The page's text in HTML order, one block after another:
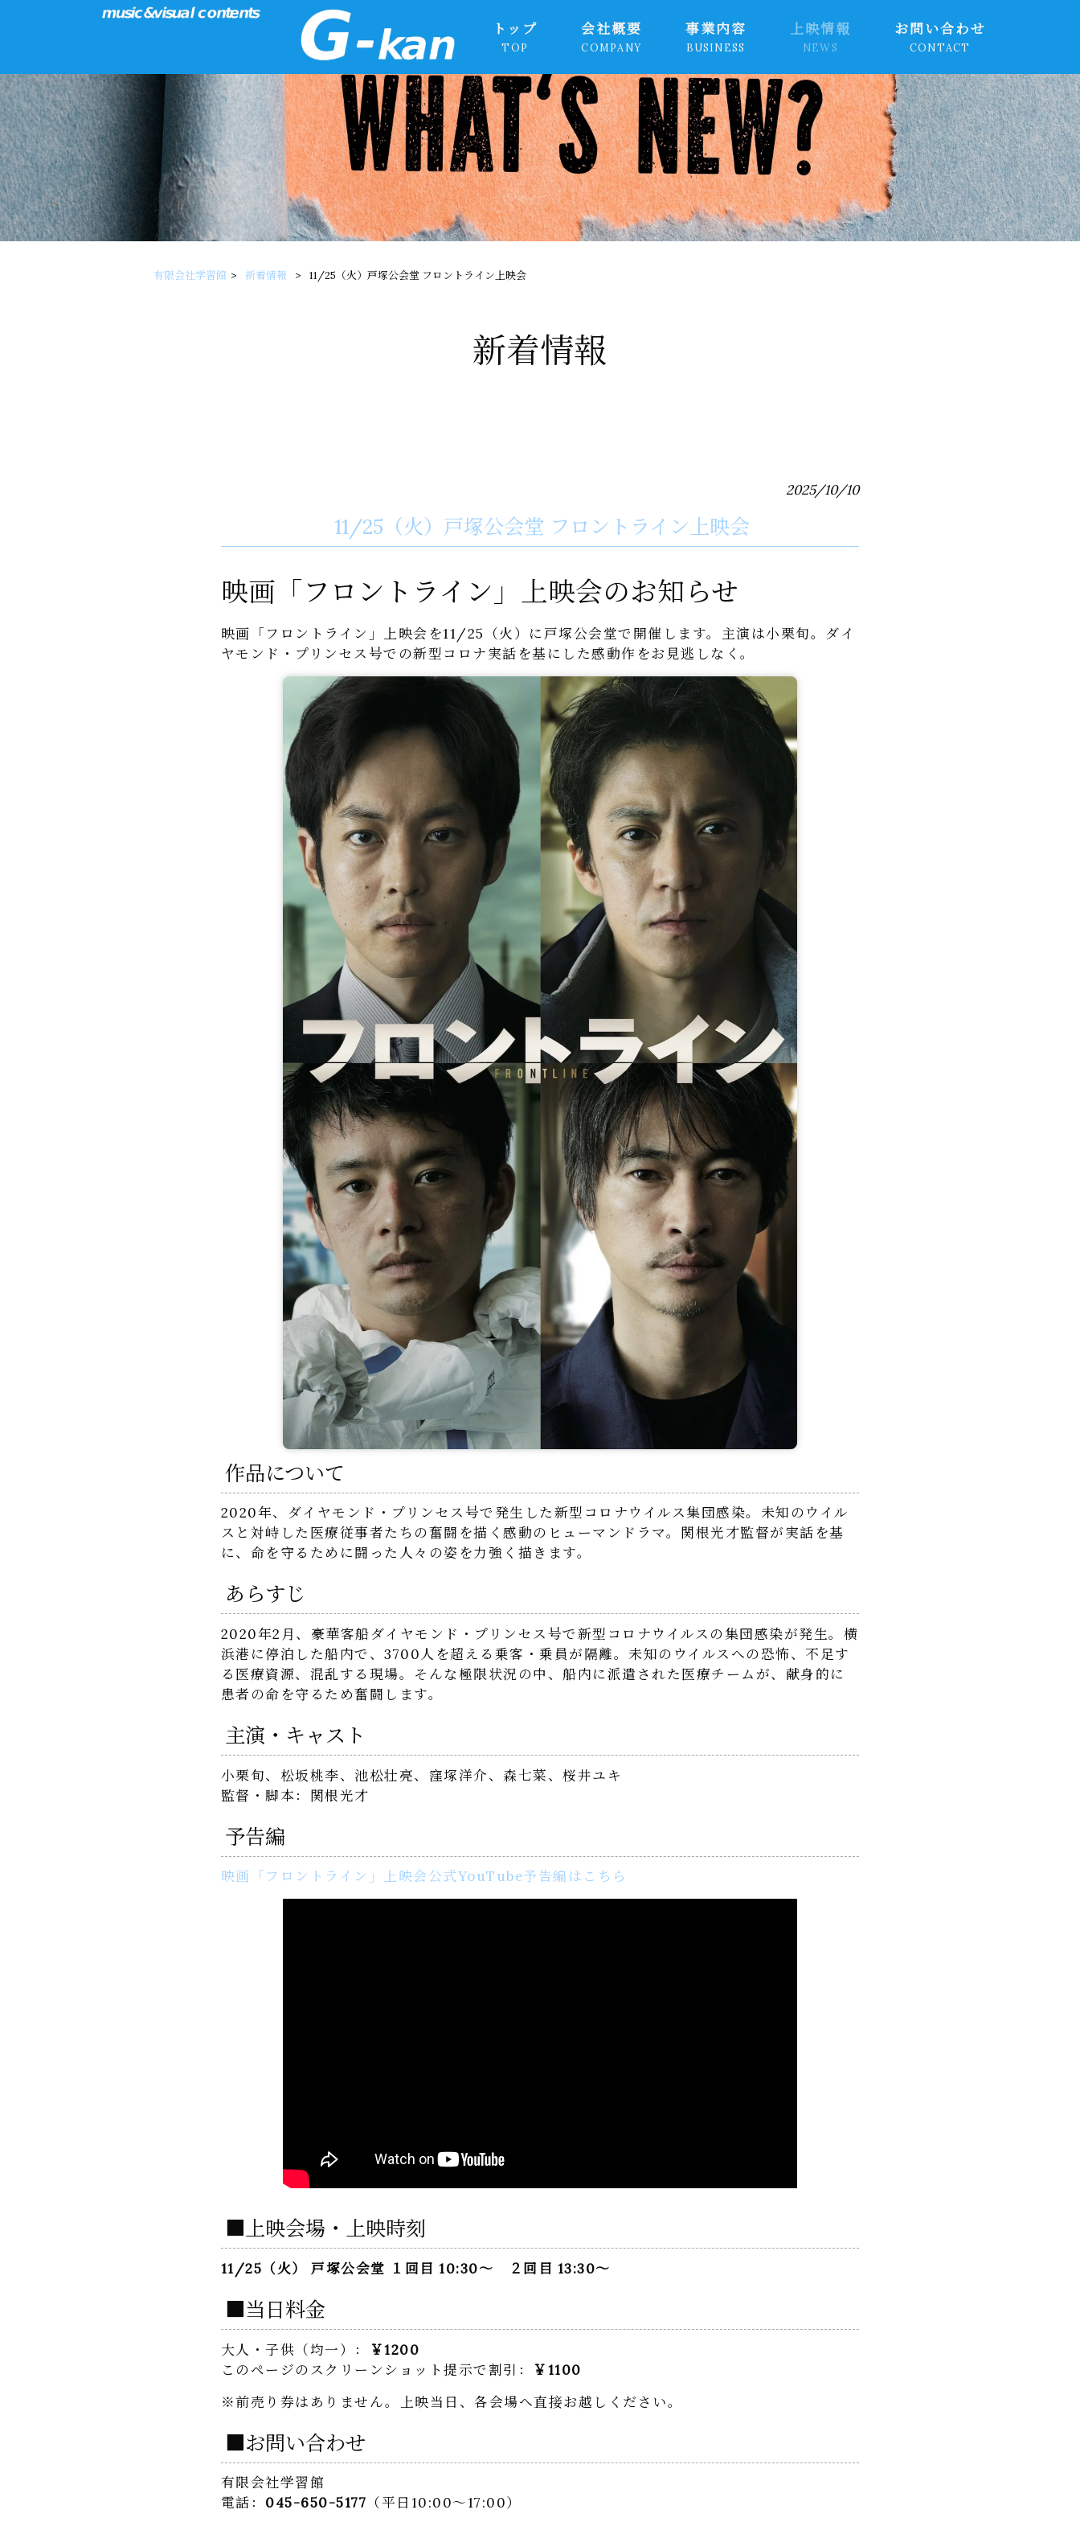
トップ
TOP
会社概要
COMPANY
事業内容
BUSINESS
上映情報
NEWS
お問い合わせ
CONTACT
有限会社学習館 > 新着情報 > 11/25（火）戸塚公会堂 フロントライン上映会
新着情報
2025/10/10
11/25（火）戸塚公会堂 フロントライン上映会
映画「フロントライン」上映会のお知らせ
映画「フロントライン」上映会を11/25（火）に戸塚公会堂で開催します。主演は小栗旬。ダイ
ヤモンド・プリンセス号での新型コロナ実話を基にした感動作をお見逃しなく。
作品について
2020年、ダイヤモンド・プリンセス号で発生した新型コロナウイルス集団感染。未知のウイル
スと対峙した医療従事者たちの奮闘を描く感動のヒューマンドラマ。関根光才監督が実話を基
に、命を守るために闘った人々の姿を力強く描きます。
あらすじ
2020年2月、豪華客船ダイヤモンド・プリンセス号で新型コロナウイルスの集団感染が発生。横
浜港に停泊した船内で、3700人を超える乗客・乗員が隔離。未知のウイルスへの恐怖、不足す
る医療資源、混乱する現場。そんな極限状況の中、船内に派遣された医療チームが、献身的に
患者の命を守るため奮闘します。
主演・キャスト
小栗旬、松坂桃李、池松壮亮、窪塚洋介、森七菜、桜井ユキ
監督・脚本：関根光才
予告編
映画「フロントライン」上映会公式YouTube予告編はこちら
■上映会場・上映時刻
11/25（火） 戸塚公会堂 １回目 10:30～ ２回目 13:30～
■当日料金
大人・子供（均一）：
￥1200
このページのスクリーンショット提示で割引：
￥1100
※前売り券はありません。上映当日、各会場へ直接お越しください。
■お問い合わせ
有限会社学習館
電話： 045-650-5177 （平日10:00～17:00）